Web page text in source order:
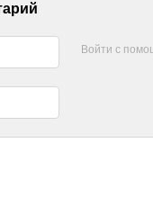
Войти с